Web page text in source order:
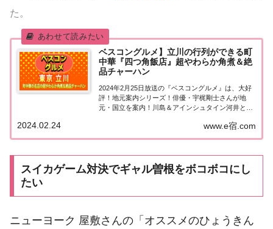
た。
ベスコングルメ】立川の行列ができる町
中華『四つ角飯店』超やわらか角煮＆絶
品チャーハン
2024年2月25日放送の『ベスコングルメ』は、大好
評！地元案内シリーズ！俳優・宇梶剛士さんが地
元・国立を案内！川島＆アインシュタイン河井と宇
らか角煮と絶品チャーハンを目指す！紹介された情
報をまとめました！立川の行列ができる町中華の
www.e宿.com
2024.02.24
スイカゲーム対決でギャル曽根をボコボコにし
たい
ニューヨーク 屋敷さんの「オススメのひょうきん